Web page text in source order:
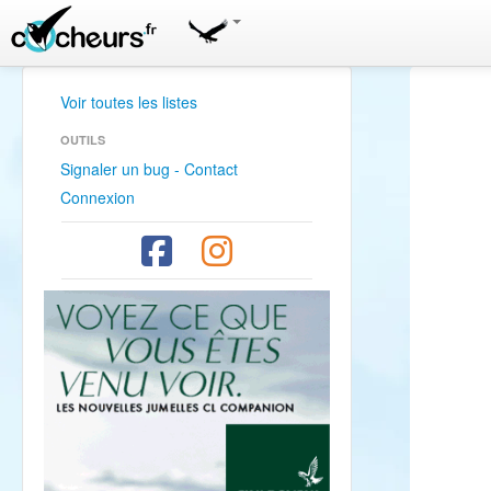
Voir toutes les listes
OUTILS
Signaler un bug - Contact
Connexion